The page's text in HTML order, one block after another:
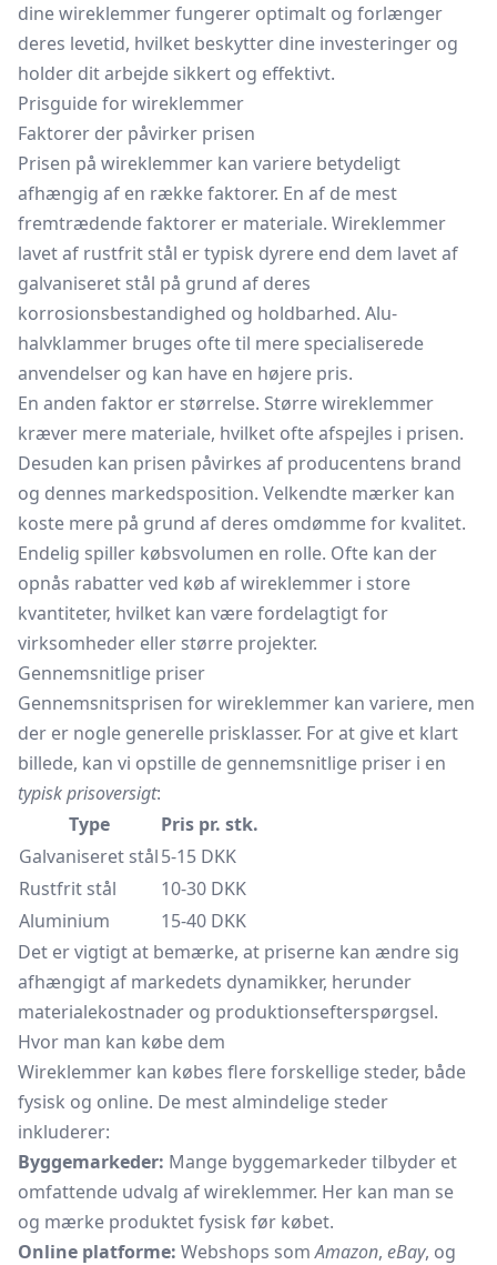
dine wireklemmer fungerer optimalt og forlænger
deres levetid, hvilket beskytter dine investeringer og
holder dit arbejde sikkert og effektivt.
Prisguide for wireklemmer
Faktorer der påvirker prisen
Prisen på wireklemmer kan variere betydeligt
afhængig af en række faktorer. En af de mest
fremtrædende faktorer er materiale. Wireklemmer
lavet af rustfrit stål er typisk dyrere end dem lavet af
galvaniseret stål på grund af deres
korrosionsbestandighed og holdbarhed. Alu-
halvklammer bruges ofte til mere specialiserede
anvendelser og kan have en højere pris.
En anden faktor er størrelse. Større wireklemmer
kræver mere materiale, hvilket ofte afspejles i prisen.
Desuden kan prisen påvirkes af producentens brand
og dennes markedsposition. Velkendte mærker kan
koste mere på grund af deres omdømme for kvalitet.
Endelig spiller købsvolumen en rolle. Ofte kan der
opnås rabatter ved køb af wireklemmer i store
kvantiteter, hvilket kan være fordelagtigt for
virksomheder eller større projekter.
Gennemsnitlige priser
Gennemsnitsprisen for wireklemmer kan variere, men
der er nogle generelle prisklasser. For at give et klart
billede, kan vi opstille de gennemsnitlige priser i en
typisk prisoversigt:
Type
Pris pr. stk.
Galvaniseret stål5-15 DKK
Rustfrit stål
10-30 DKK
Aluminium
15-40 DKK
Det er vigtigt at bemærke, at priserne kan ændre sig
afhængigt af markedets dynamikker, herunder
materialekostnader og produktionsefterspørgsel.
Hvor man kan købe dem
Wireklemmer kan købes flere forskellige steder, både
fysisk og online. De mest almindelige steder
inkluderer:
Byggemarkeder: Mange byggemarkeder tilbyder et
omfattende udvalg af wireklemmer. Her kan man se
og mærke produktet fysisk før købet.
Online platforme: Webshops somAmazon, eBay, og